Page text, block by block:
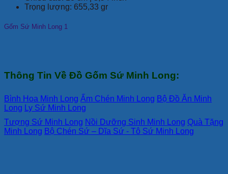
Trọng lượng: 655,33 gr
Gốm Sứ Minh Long 1
Thông Tin Về Đồ Gốm Sứ Minh Long:
Bình Hoa Minh Long Ấm Chén Minh Long Bộ Đồ Ăn Minh
Long Ly Sứ Minh Long
Tượng Sứ Minh Long Nồi Dưỡng Sinh Minh Long Quà Tặng
Minh Long Bộ Chén Sứ – Dĩa Sứ - Tô Sứ Minh Long